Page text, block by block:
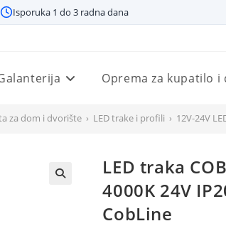
Isporuka 1 do 3 radna dana
Oprema za kupatilo i
za dom i dvorište › LED trake i profili › 12V-24V
LED traka
4000K 24V
CobLine